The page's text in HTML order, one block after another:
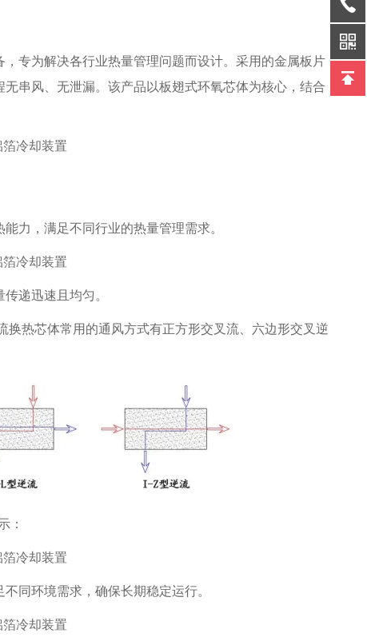
专为解决各行业热量管理问题而设计。采用的金属板片
串风、无泄漏。该产品以板翅式环氧芯体为核心，结合
力，满足不同行业的热量管理需求。
递迅速且均匀。
换热芯体常用的通风方式有正方形交叉流、六边形交叉逆
：
同环境需求，确保长期稳定运行。